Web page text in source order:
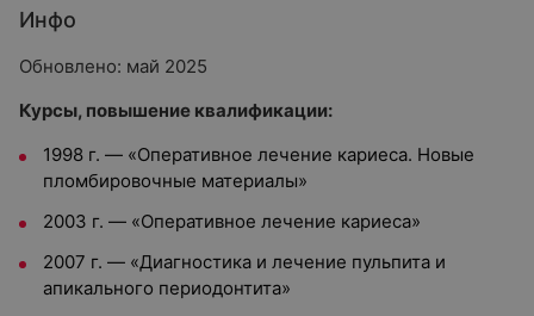
Инфо
Обновлено: май 2025
Курсы, повышение квалификации:
1998 г. — «Оперативное лечение кариеса. Новые
пломбировочные материалы»
2003 г. — «Оперативное лечение кариеса»
2007 г. — «Диагностика и лечение пульпита и
апикального периодонтита»